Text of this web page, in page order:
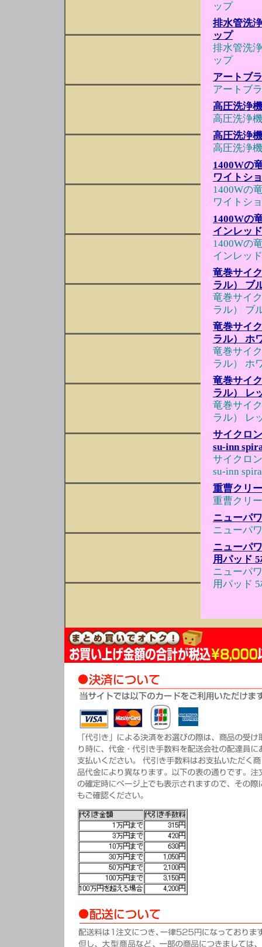
ップ
排水管洗
ップ
排水管洗
ップ
アートブ
アートブ
高圧洗浄
高圧洗浄
高圧洗浄
高圧洗浄
1400Wの
ワイトシ
1400Wの
ワイトシ
1400Wの
インレッ
1400Wの
インレッ
竜巻サイ
ラル） ブ
竜巻サイ
ラル） ブ
竜巻サイ
ラル） ホ
竜巻サイ
ラル） ホ
竜巻サイ
ラル） レ
竜巻サイ
ラル） レ
サイクロ
su-inn
サイクロ
su-inn
重曹クリ
重曹クリ
ニューパ
ニューパ
ニューパ
用パッド
ニューパ
用パッド